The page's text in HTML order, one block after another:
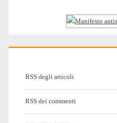
RSS degli articoli
RSS dei commenti